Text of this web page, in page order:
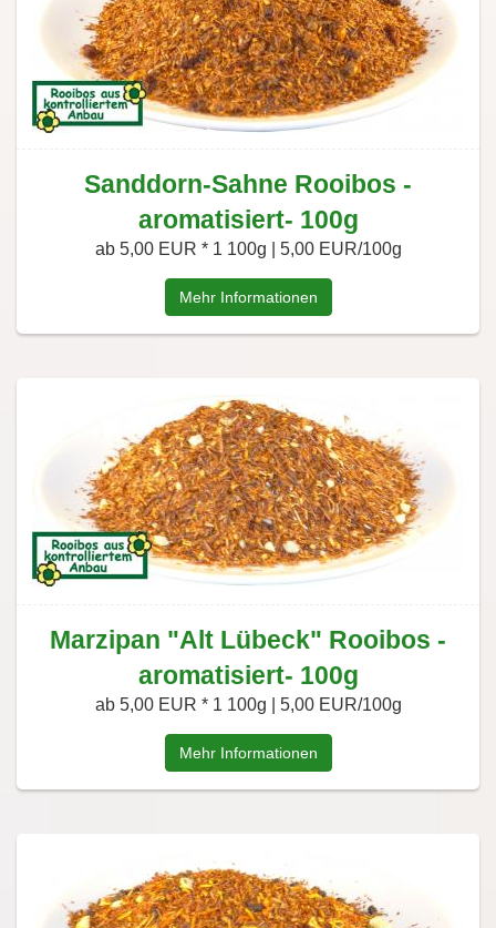
Sanddorn-Sahne Rooibos -
aromatisiert- 100g
ab 5,00 EUR * 1 100g | 5,00 EUR/100g
Mehr Informationen
Marzipan "Alt Lübeck" Rooibos -
aromatisiert- 100g
ab 5,00 EUR * 1 100g | 5,00 EUR/100g
Mehr Informationen